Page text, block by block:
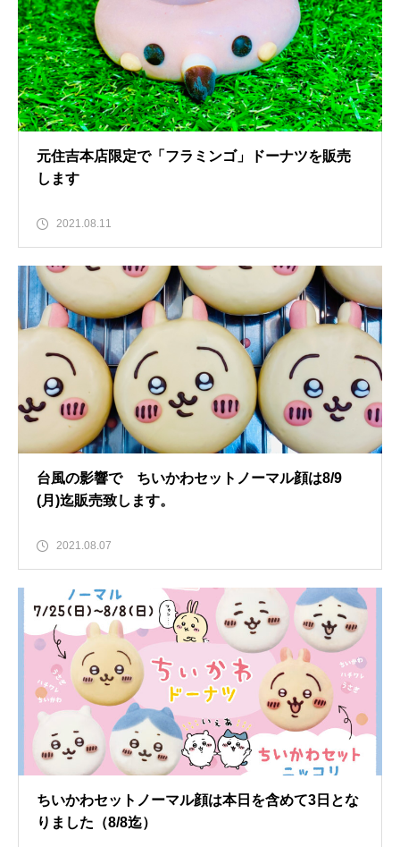
元住吉本店限定で「フラミンゴ」ドーナツを販売
します
2021.08.11
台風の影響で ちいかわセットノーマル顔は8/9
(月)迄販売致します。
2021.08.07
ちいかわセットノーマル顔は本日を含めて3日とな
りました（8/8迄）